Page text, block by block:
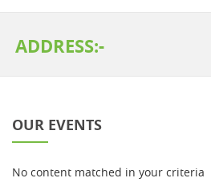
ADDRESS:-
OUR EVENTS
No content matched in your criteria